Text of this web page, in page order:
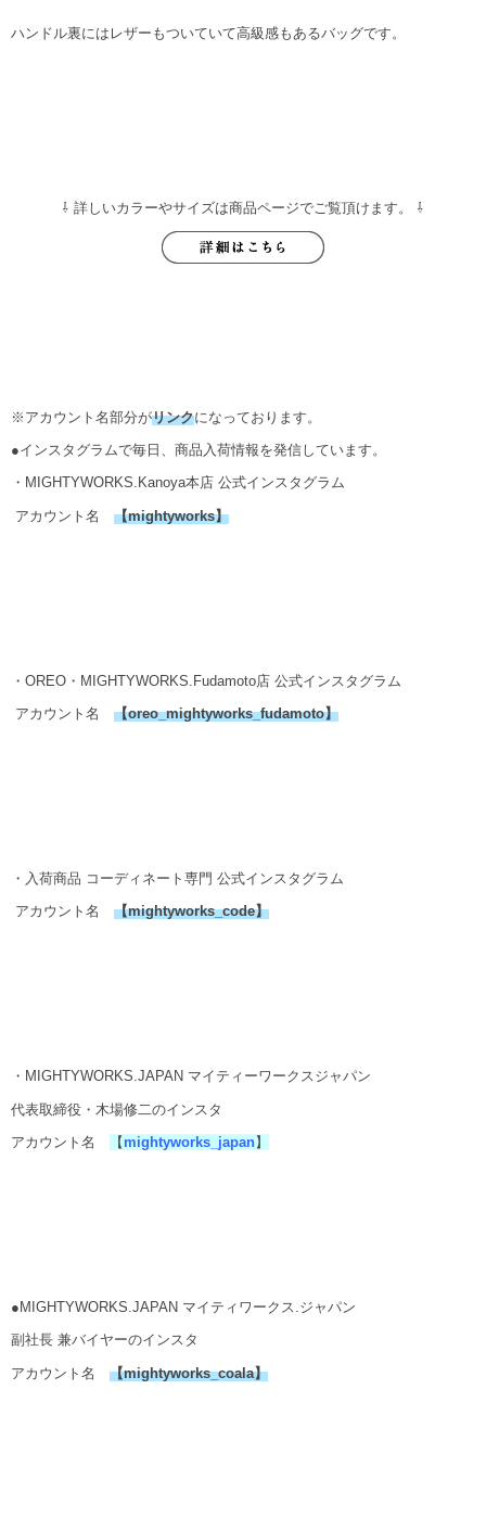
ハンドル裏にはレザーもついていて高級感もあるバッグです。
⇩ 詳しいカラーやサイズは商品ページでご覧頂けます。 ⇩
※アカウント名部分がリンクになっております。
●インスタグラムで毎日、商品入荷情報を発信しています。
・MIGHTYWORKS.Kanoya本店 公式インスタグラム
アカウント名 【mightyworks】
・OREO・MIGHTYWORKS.Fudamoto店 公式インスタグラム
アカウント名 【oreo_mightyworks_fudamoto】
・入荷商品 コーディネート専門 公式インスタグラム
アカウント名 【mightyworks_code】
・MIGHTYWORKS.JAPAN マイティーワークスジャパン
代表取締役・木場修二のインスタ
アカウント名 【 mightyworks_japan 】
●MIGHTYWORKS.JAPAN マイティワークス.ジャパン
副社長 兼バイヤーのインスタ
アカウント名 【mightyworks_coala】